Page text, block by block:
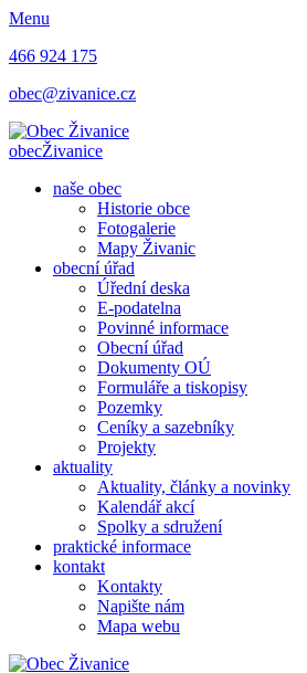
Menu
466 924 175
obec@zivanice.cz
obecŽivanice
naše obec
Historie obce
Fotogalerie
Mapy Živanic
obecní úřad
Úřední deska
E-podatelna
Povinné informace
Obecní úřad
Dokumenty OÚ
Formuláře a tiskopisy
Pozemky
Ceníky a sazebníky
Projekty
aktuality
Aktuality, články a novinky
Kalendář akcí
Spolky a sdružení
praktické informace
kontakt
Kontakty
Napište nám
Mapa webu